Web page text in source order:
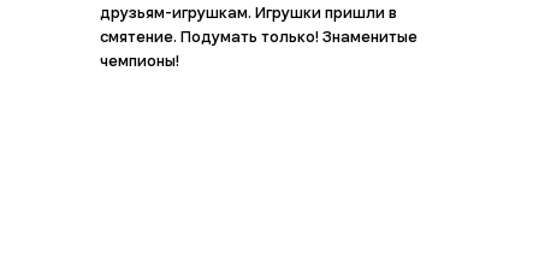
друзьям-игрушкам. Игрушки пришли в
смятение. Подумать только! Знаменитые
чемпионы!